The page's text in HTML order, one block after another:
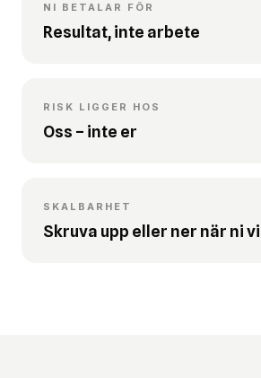
NI BETALAR FÖR
Resultat, inte arbete
RISK LIGGER HOS
Oss – inte er
SKALBARHET
Skruva upp eller ner när ni vill